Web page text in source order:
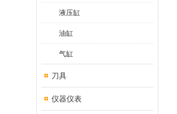
液压缸
油缸
气缸
刀具
仪器仪表